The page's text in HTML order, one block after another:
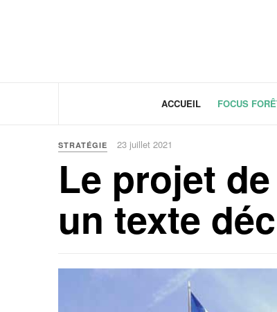
ACCUEIL FOCUS
STRATÉGIE 23 juillet 2021
Le projet
un texte